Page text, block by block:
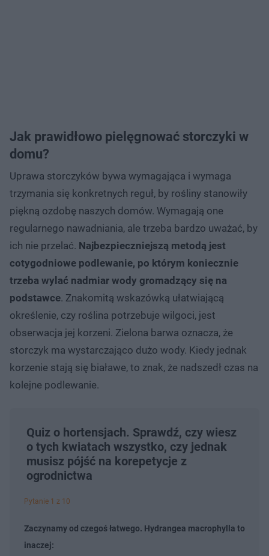
Jak prawidłowo pielęgnować storczyki w
domu?
Uprawa storczyków bywa wymagająca i wymaga
trzymania się konkretnych reguł, by rośliny stanowiły
piękną ozdobę naszych domów. Wymagają one
regularnego nawadniania, ale trzeba bardzo uważać, by
ich nie przelać. Najbezpieczniejszą metodą jest
cotygodniowe podlewanie, po którym koniecznie
trzeba wylać nadmiar wody gromadzący się na
podstawce. Znakomitą wskazówką ułatwiającą
określenie, czy roślina potrzebuje wilgoci, jest
obserwacja jej korzeni. Zielona barwa oznacza, że
storczyk ma wystarczająco dużo wody. Kiedy jednak
korzenie stają się białawe, to znak, że nadszedł czas na
kolejne podlewanie.
Quiz o hortensjach. Sprawdź, czy wiesz
o tych kwiatach wszystko, czy jednak
musisz pójść na korepetycje z
ogrodnictwa
Pytanie 1 z 10
Zaczynamy od czegoś łatwego. Hydrangea macrophylla to
inaczej: